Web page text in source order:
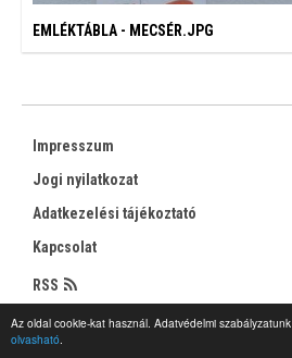
Az oldal cookie-kat használ. Adatvédelmi szabályzatunk
olvasható.
EMLÉKTÁBLA - MECSÉR.JPG
Impresszum
Jogi nyilatkozat
Adatkezelési tájékoztató
Kapcsolat
RSS